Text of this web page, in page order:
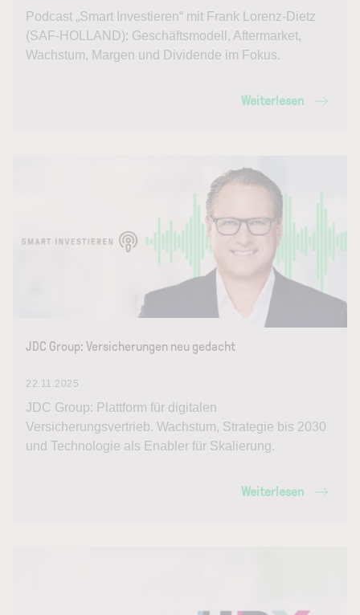
Podcast „Smart Investieren“ mit Frank Lorenz-Dietz
(SAF-HOLLAND): Geschäftsmodell, Aftermarket,
Wachstum, Margen und Dividende im Fokus.
Weiterlesen
JDC Group: Versicherungen neu gedacht
22.11.2025
JDC Group: Plattform für digitalen
Versicherungsvertrieb. Wachstum, Strategie bis 2030
und Technologie als Enabler für Skalierung.
Weiterlesen